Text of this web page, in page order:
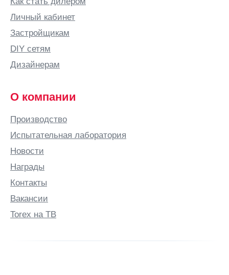
Личный кабинет
Застройщикам
DIY сетям
Дизайнерам
О компании
Производство
Испытательная лаборатория
Новости
Награды
Контакты
Вакансии
Torex на ТВ